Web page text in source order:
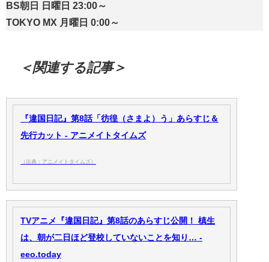
BS朝日 日曜日 23:00～
TOKYO MX 月曜日 0:00～
＜関連する記事＞
『違国日記』第8話「彷徨（さまよ）う」あらすじ＆
先行カット - アニメイトタイムズ
（出典：アニメイトタイムズ）
TVアニメ『違国日記』第8話のあらすじ公開！ 槙生
は、朝が二日ほど登校していないことを知り… -
eeo.today